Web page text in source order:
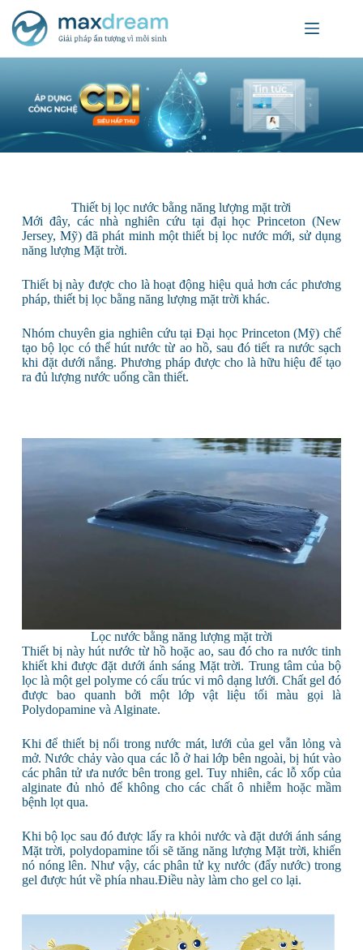
Thiết bị lọc nước bằng năng lượng mặt trời
Mới đây, các nhà nghiên cứu tại đại học Princeton (New
Jersey, Mỹ) đã phát minh một thiết bị lọc nước mới, sử dụng
năng lượng Mặt trời.
Thiết bị này được cho là hoạt động hiệu quả hơn các phương
pháp, thiết bị lọc bằng năng lượng mặt trời khác.
Nhóm chuyên gia nghiên cứu tại Đại học Princeton (Mỹ) chế
tạo bộ lọc có thể hút nước từ ao hồ, sau đó tiết ra nước sạch
khi đặt dưới nắng. Phương pháp được cho là hữu hiệu để tạo
ra đủ lượng nước uống cần thiết.
Lọc nước bằng năng lượng mặt trời
Thiết bị này hút nước từ hồ hoặc ao, sau đó cho ra nước tinh
khiết khi được đặt dưới ánh sáng Mặt trời. Trung tâm của bộ
lọc là một gel polyme có cấu trúc vi mô dạng lưới. Chất gel đó
được bao quanh bởi một lớp vật liệu tối màu gọi là
Polydopamine và Alginate.
Khi để thiết bị nổi trong nước mát, lưới của gel vẫn lỏng và
mở. Nước chảy vào qua các lỗ ở hai lớp bên ngoài, bị hút vào
các phân tử ưa nước bên trong gel. Tuy nhiên, các lỗ xốp của
alginate đủ nhỏ để không cho các chất ô nhiễm hoặc mầm
bệnh lọt qua.
Khi bộ lọc sau đó được lấy ra khỏi nước và đặt dưới ánh sáng
Mặt trời, polydopamine tối sẽ tăng năng lượng Mặt trời, khiến
nó nóng lên. Như vậy, các phân tử kỵ nước (đẩy nước) trong
gel được hút về phía nhau.Điều này làm cho gel co lại.